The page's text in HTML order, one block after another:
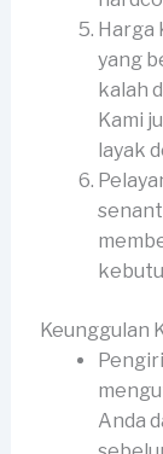
Harga
yang
kalah
Kami
layak
Keunggulan
Anda